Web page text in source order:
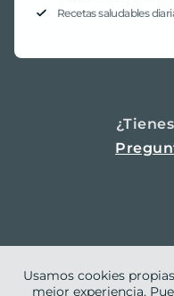
Recetas saludables
Usamos cookies
mejor experiencia.